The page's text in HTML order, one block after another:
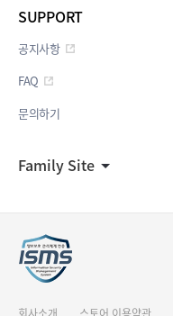
Family Site
SUPPORT
공지사항
FAQ
문의하기